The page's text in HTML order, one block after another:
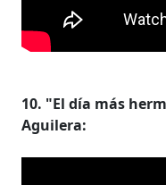
10. "El día más
Aguilera: